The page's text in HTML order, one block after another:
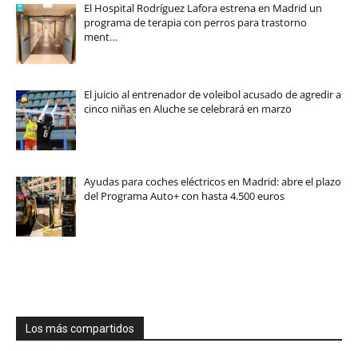
El Hospital Rodríguez Lafora estrena en Madrid un
programa de terapia con perros para trastorno
ment…
El juicio al entrenador de voleibol acusado de agredir a
cinco niñas en Aluche se celebrará en marzo
Ayudas para coches eléctricos en Madrid: abre el plazo
del Programa Auto+ con hasta 4.500 euros
Los más compartidos